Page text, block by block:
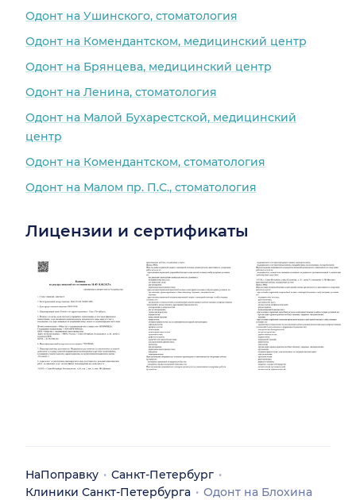
Одонт на Ушинского, стоматология
Одонт на Комендантском, медицинский центр
Одонт на Брянцева, медицинский центр
Одонт на Ленина, стоматология
Одонт на Малой Бухарестской, медицинский
центр
Одонт на Комендантском, стоматология
Одонт на Малом пр. П.С., стоматология
Лицензии и сертификаты
НаПоправку
Санкт-Петербург
Клиники Санкт-Петербурга
Одонт на Блохина